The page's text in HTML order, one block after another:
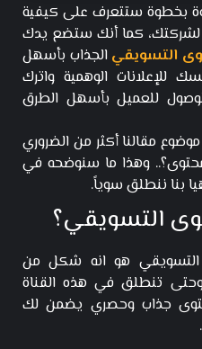
بخطوة ستتعرف على كيفية
لشركتك، كما أنك ستضع يدك
التسويقي الجذاب بأسهل
للإعلانات الوهمية واترك
للعميل بأسهل الطرق
مقالنا أكثر من الضروري
وهذا ما سنوضحه في
بنا ننطلق سوياً.
التسويقي؟
التسويقي هو انه شكل من
وحتى تنطلق في هذه القناة
جذاب وحصري يضمن لك